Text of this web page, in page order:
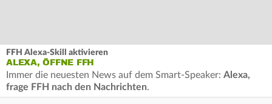
FFH Alexa-Skill aktivieren
ALEXA, ÖFFNE FFH
Immer die neuesten News auf dem Smart-Speaker: Alexa,
frage FFH nach den Nachrichten.